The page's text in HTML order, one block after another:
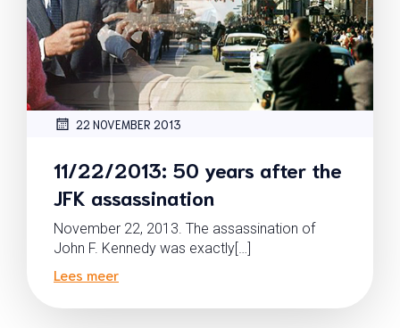
22 NOVEMBER 2013
11/22/2013: 50 years after the
JFK assassination
November 22, 2013. The assassination of
John F. Kennedy was exactly[…]
Lees meer